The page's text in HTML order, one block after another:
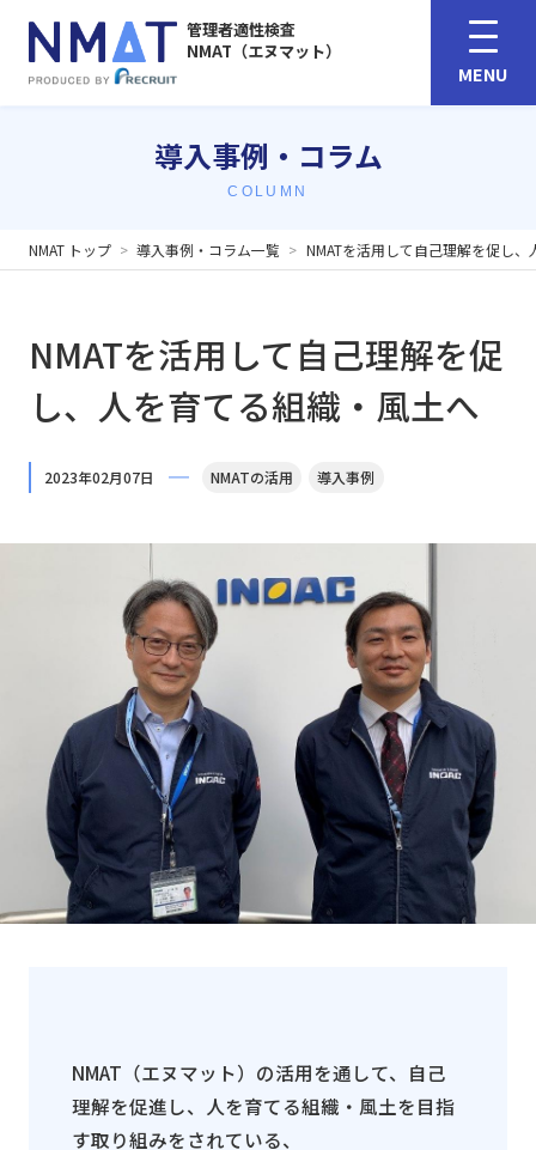
管理者適性検査
NMAT（エヌマット）
MENU
導入事例・コラム
COLUMN
NMAT トップ 導入事例・コラム一覧 NMATを活用して自己理解を促し
NMATを活用して自己理解を促
し、人を育てる組織・風土へ
2023年02月07日 NMATの活用 導入事例
NMAT （エヌマット）の活用を通して、自己
理解を促進し、人を育てる組織・風土を目指
す取り組みをされている、